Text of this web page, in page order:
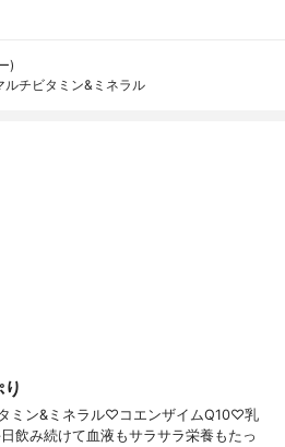
)
ルチビタミン&ミネラル
ミン&ミネラル♡コエンザイムQ10♡乳
飲み続けて血液もサラサラ栄養もたっ